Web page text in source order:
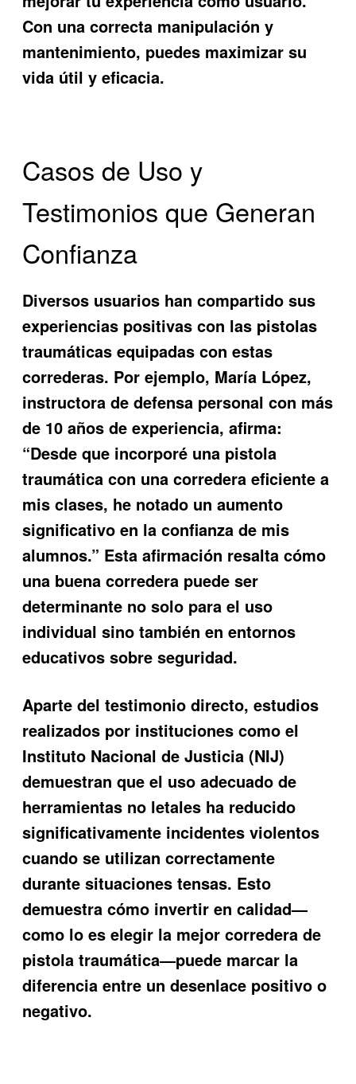
Con una correcta manipulación y
mantenimiento, puedes maximizar su
vida útil y eficacia.
Casos de Uso y
Testimonios que Generan
Confianza
Diversos usuarios han compartido sus
experiencias positivas con las pistolas
traumáticas equipadas con estas
correderas. Por ejemplo, María López,
instructora de defensa personal con más
de 10 años de experiencia, afirma:
“Desde que incorporé una pistola
traumática con una corredera eficiente a
mis clases, he notado un aumento
significativo en la confianza de mis
alumnos.” Esta afirmación resalta cómo
una buena corredera puede ser
determinante no solo para el uso
individual sino también en entornos
educativos sobre seguridad.
Aparte del testimonio directo, estudios
realizados por instituciones como el
Instituto Nacional de Justicia (NIJ)
demuestran que el uso adecuado de
herramientas no letales ha reducido
significativamente incidentes violentos
cuando se utilizan correctamente
durante situaciones tensas. Esto
demuestra cómo invertir en calidad—
como lo es elegir la mejorcorredera de
pistola traumática—puede marcar la
diferencia entre un desenlace positivo o
negativo.